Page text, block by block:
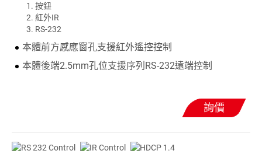
按鈕
紅外IR
RS-232
本體前方感應窗孔支援紅外遙控控制
本體後端2.5mm孔位支援序列RS-232遠端控制
詢價